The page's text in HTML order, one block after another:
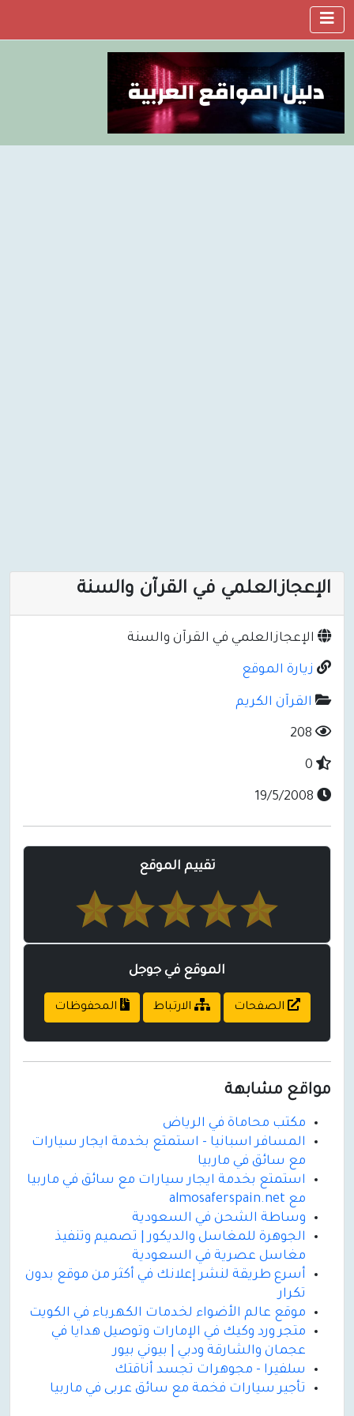
الإعجازالعلمي في القرآن والسنة
الإعجازالعلمي في القرآن والسنة
زيارة الموقع
القرآن الكريم
تقييم الموقع
الموقع في جوجل
الصفحات الارتباط المحفوظات
مواقع مشابهة
مكتب محاماة في الرياض
المسافر اسبانيا - استمتع بخدمة ايجار سيارات
مع سائق في ماربيا
استمتع بخدمة ايجار سيارات مع سائق في ماربيا
مع almosaferspain.net
وساطة الشحن في السعودية
الجوهرة للمغاسل والديكور | تصميم وتنفيذ
مغاسل عصرية في السعودية
أسرع طريقة لنشر إعلانك في أكثر من موقع بدون
تكرار
موقع عالم الأضواء لخدمات الكهرباء في الكويت
متجر ورد وكيك في الإمارات وتوصيل هدايا في
عجمان والشارقة ودبي | بيوني بيور
سلفيرا - مجوهرات تجسد أناقتك
تأجير سيارات فخمة مع سائق عربى في ماربيا